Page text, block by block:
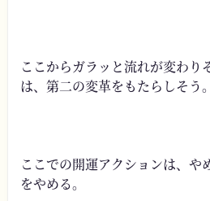
ここからガラッと流れが変わり
は、第二の変革をもたらしそう。
ここでの開運アクションは、や
をやめる。